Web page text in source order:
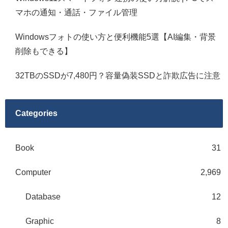
マホの通知・通話・ファイル管理
Windowsフォトの使い方と便利機能5選【AI編集・背景
削除もできる】
32TBのSSDが7,480円？容量偽装SSDと詐欺広告に注意
Categories
Book 31
Computer 2,969
Database 12
Graphic 8